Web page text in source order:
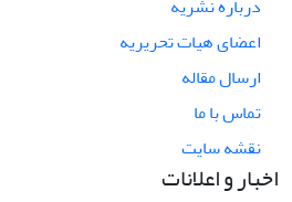
درباره نشریه
اعضای هیات تحریریه
ارسال مقاله
تماس با ما
نقشه سایت
اخبار و اعلانات